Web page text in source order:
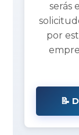
serás
por
📝